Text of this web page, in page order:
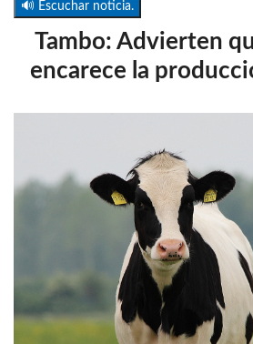
🔊 Escuchar noticia.
Tambo: Advierten
encarece la